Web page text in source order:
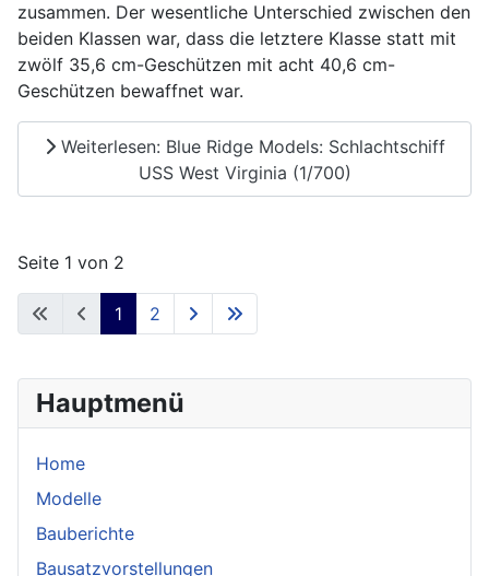
Hauptmenü
Home
Modelle
Bauberichte
Bausatzvorstellungen
zusammen. Der wesentliche Unterschied zwischen den
beiden Klassen war, dass die letztere Klasse statt mit
zwölf 35,6 cm-Geschützen mit acht 40,6 cm-
Geschützen bewaffnet war.
Weiterlesen: Blue Ridge Models: Schlachtschiff
USS West Virginia (1/700)
Seite 1 von 2
1 2